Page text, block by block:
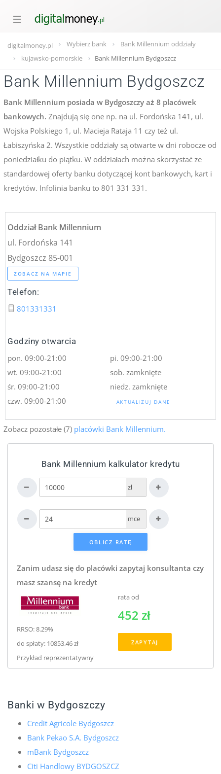
☰
digitalmoney.pl Wybierz bank
Bank Millennium oddziały
kujawsko-pomorskie
Bank Millennium Bydgoszcz
Bank Millennium Bydgoszcz
Bank Millennium posiada w Bydgoszczy aż 8 placówek
bankowych. Znajdują się one np. na ul. Fordońska 141, ul.
Wojska Polskiego 1, ul. Macieja Rataja 11 czy też ul.
Łabiszyńska 2. Wszystkie oddziały są otwarte w dni robocze od
poniedziałku do piątku. W oddziałach można skorzystać ze
standardowej oferty banku dotyczącej kont bankowych, kart i
kredytów. Infolinia banku to 801 331 331.
Oddział Bank Millennium
ul. Fordońska 141
Bydgoszcz 85-001
ZOBACZ NA MAPIE
Telefon:
801331331
Godziny otwarcia
pon. 09:00-21:00
wt. 09:00-21:00
śr. 09:00-21:00
czw. 09:00-21:00
pi. 09:00-21:00
sob. zamknięte
niedz. zamknięte
AKTUALIZUJ DANE
Zobacz pozostałe (7) placówki Bank Millennium.
Bank Millennium kalkulator kredytu
zł
mce
Zanim udasz się do placówki zapytaj konsultanta czy
masz szansę na kredyt
RRSO: 8.29%
do spłaty: 10853.46 zł
Przykład reprezentatywny
rata od
452 zł
ZAPYTAJ
Banki w Bydgoszczy
Credit Agricole Bydgoszcz
Bank Pekao S.A. Bydgoszcz
mBank Bydgoszcz
Citi Handlowy BYDGOSZCZ